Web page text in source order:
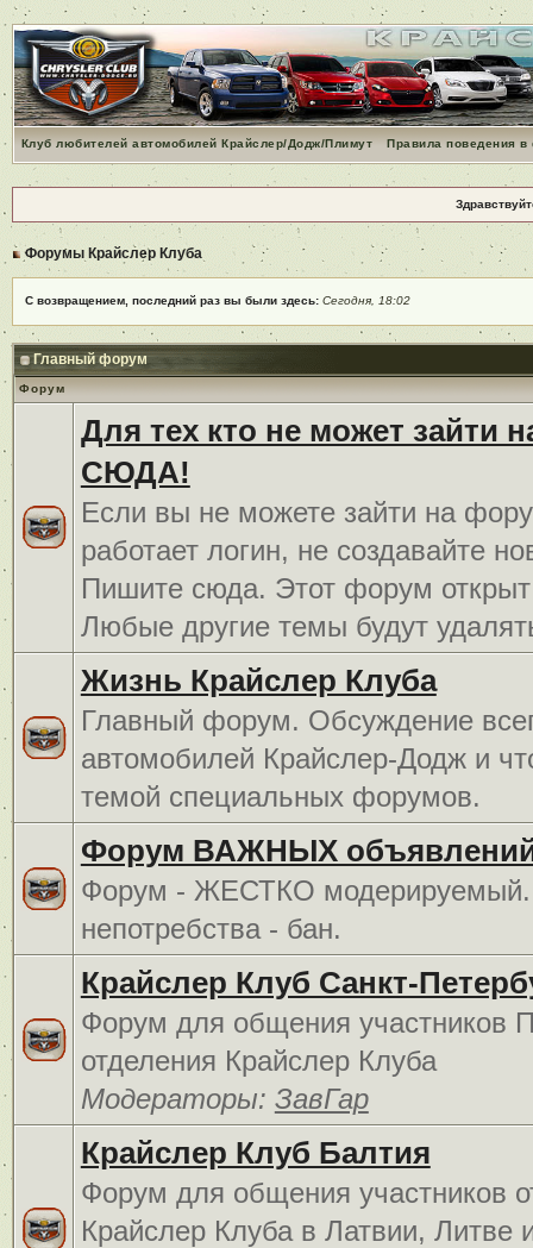
Клуб любителей автомобилей Крайслер/Додж/Плимут Правила поведения
Форумы Крайслер Клуба
С возвращением, последний раз вы были здесь: Сегодня, 18:02
Главный форум
Форум
Для тех кто не может зайти
СЮДА!
Если вы не можете зайти на
работает логин, не создавайте
Пишите сюда. Этот форум открыт
Любые другие темы будут
Жизнь Крайслер Клуба
Главный форум. Обсуждение
автомобилей Крайслер-Додж и
темой специальных форумов.
Форум ВАЖНЫХ
Форум - ЖЕСТКО
непотребства - бан.
Крайслер Клуб Санкт-
Форум для общения участников
отделения Крайслер Клуба
Модераторы: ЗавГар
Крайслер Клуб Балтия
Форум для общения участников
Крайслер Клуба в Латвии, Литве